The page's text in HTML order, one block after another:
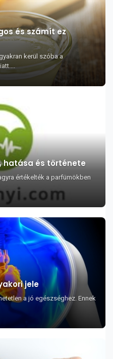
és számít ez
kerül szóba a
hatása és története
értékelték a parfümökben
jele
a jó egészséghez. Ennek